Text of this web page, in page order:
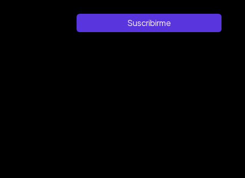
Suscribirme